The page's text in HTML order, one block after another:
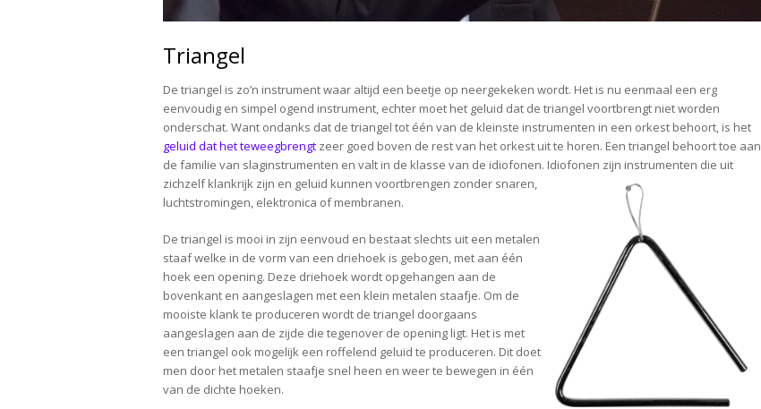
Triangel
De triangel is zo’n instrument waar altijd een beetje op neergekeken wordt. Het is nu eenmaal een erg
eenvoudig en simpel ogend instrument, echter moet het geluid dat de triangel voortbrengt niet worden
onderschat. Want ondanks dat de triangel tot één van de kleinste instrumenten in een orkest behoort, is het
geluid dat het teweegbrengt zeer goed boven de rest van het orkest uit te horen. Een triangel behoort toe aan
de familie van slaginstrumenten en valt in de klasse van de idiofonen. Idiofonen zijn instrumenten die uit
zichzelf klankrijk zijn en geluid kunnen voortbrengen zonder snaren,
luchtstromingen, elektronica of membranen.
De triangel is mooi in zijn eenvoud en bestaat slechts uit een metalen
staaf welke in de vorm van een driehoek is gebogen, met aan één
hoek een opening. Deze driehoek wordt opgehangen aan de
bovenkant en aangeslagen met een klein metalen staafje. Om de
mooiste klank te produceren wordt de triangel doorgaans
aangeslagen aan de zijde die tegenover de opening ligt. Het is met
een triangel ook mogelijk een roffelend geluid te produceren. Dit doet
men door het metalen staafje snel heen en weer te bewegen in één
van de dichte hoeken.